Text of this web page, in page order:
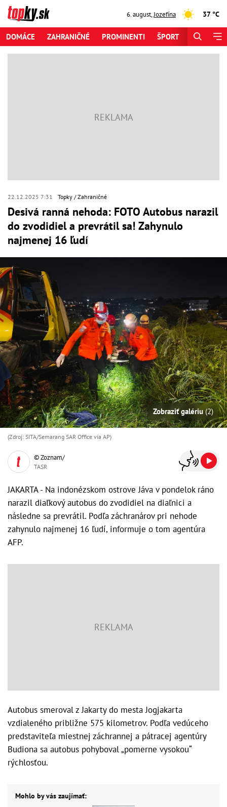
6. august,Jozefína 37 °C
DOMÁCE ZAHRANIČNÉ PROMINENTI ŠPORT
22.12.2025 7:31 Topky Zahraničné
Desivá ranná nehoda: FOTO Autobus narazil
do zvodidiel a prevrátil sa! Zahynulo
najmenej 16 ľudí
Zobraziť galériu(2)
(Zdroj: SITA/Semarang SAR Office via AP)
© Zoznam/
TASR
JAKARTA - Na indonézskom ostrove Jáva v pondelok ráno
narazil diaľkový autobus do zvodidiel na diaľnici a
následne sa prevrátil. Podľa záchranárov pri nehode
zahynulo najmenej 16 ľudí, informuje o tom agentúra
AFP.
Autobus smeroval z Jakarty do mesta Jogjakarta
vzdialeného približne 575 kilometrov. Podľa vedúceho
predstaviteľa miestnej záchrannej a pátracej agentúry
Budiona sa autobus pohyboval „pomerne vysokou“
rýchlosťou.
Mohlo by vás zaujímať: